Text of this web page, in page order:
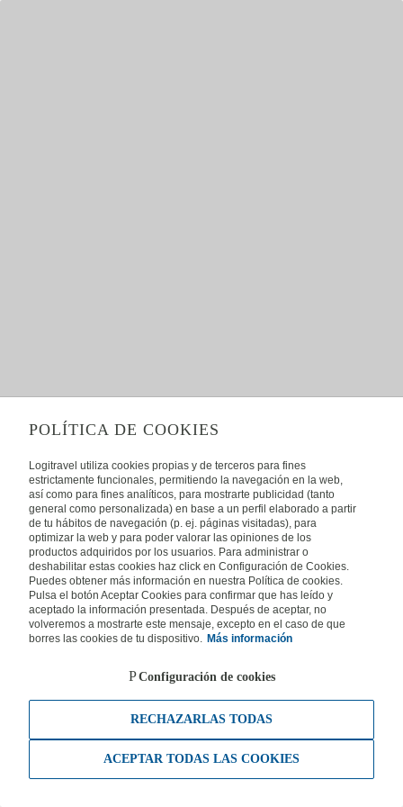
POLÍTICA DE COOKIES
Logitravel utiliza cookies propias y de terceros para fines
estrictamente funcionales, permitiendo la navegación en la web,
así como para fines analíticos, para mostrarte publicidad (tanto
general como personalizada) en base a un perfil elaborado a partir
de tu hábitos de navegación (p. ej. páginas visitadas), para
optimizar la web y para poder valorar las opiniones de los
productos adquiridos por los usuarios. Para administrar o
deshabilitar estas cookies haz click en Configuración de Cookies.
Puedes obtener más información en nuestra Política de cookies.
Pulsa el botón Aceptar Cookies para confirmar que has leído y
aceptado la información presentada. Después de aceptar, no
volveremos a mostrarte este mensaje, excepto en el caso de que
borres las cookies de tu dispositivo. Más información
Configuración de cookies
RECHAZARLAS TODAS
ACEPTAR TODAS LAS COOKIES